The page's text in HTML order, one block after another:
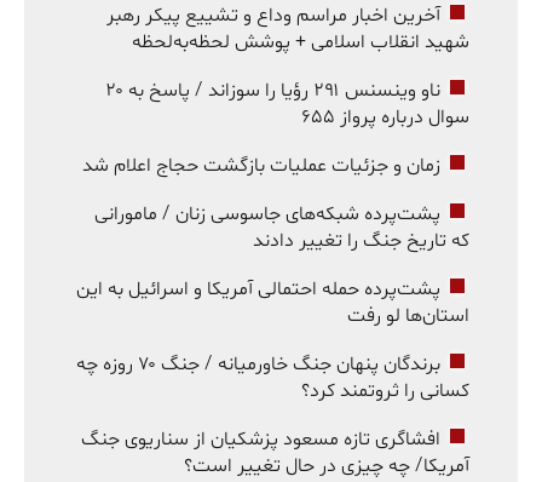
آخرین اخبار مراسم وداع و تشییع پیکر رهبر
شهید انقلاب اسلامی + پوشش لحظه‌به‌لحظه
ناو وینسنس ۲۹۱ رؤیا را سوزاند / پاسخ به ۲۰
سوال درباره پرواز ۶۵۵
زمان و جزئیات عملیات بازگشت حجاج اعلام شد
پشت‌پرده شبکه‌های جاسوسی زنان / مامورانی
که تاریخ جنگ را تغییر دادند
پشت‌پرده حمله احتمالی آمریکا و اسرائیل به این
استان‌ها لو رفت
برندگان پنهان جنگ خاورمیانه / جنگ ۷۰ روزه چه
کسانی را ثروتمند کرد؟
افشاگری تازه مسعود پزشکیان از سناریوی جنگ
آمریکا/ چه چیزی در حال تغییر است؟